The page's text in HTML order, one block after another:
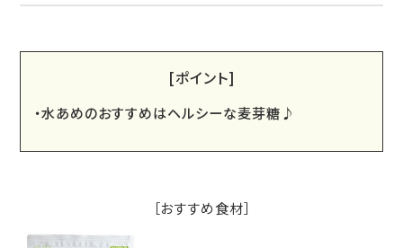
[ポイント]
水あめのおすすめはヘルシーな麦芽糖♪
［おすすめ食材］